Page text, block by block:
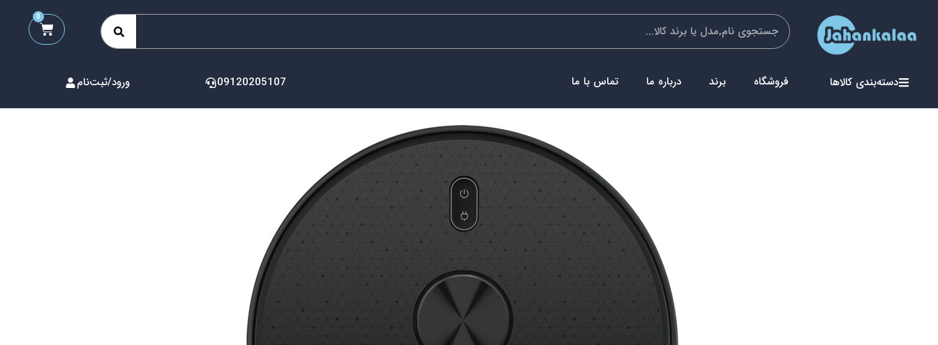
0
دسته‌بندی کالاها فروشگاه برند درباره ما تماس با ما 09120205107 ورود/ثبت‌نام